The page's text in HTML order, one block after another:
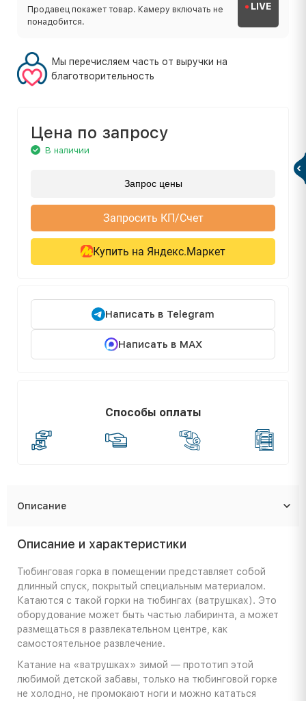
Продавец покажет товар. Камеру включать не
понадобится.
LIVE
Мы перечисляем часть от выручки на
благотворительность
Цена по запросу
В наличии
Запрос цены
Запросить КП/Счет
Купить на Яндекс.Маркет
Написать в Telegram
Написать в MAX
Способы оплаты
Описание
Описание и характеристики
Тюбинговая горка в помещении представляет собой
длинный спуск, покрытый специальным материалом.
Катаются с такой горки на тюбингах (ватрушках). Это
оборудование может быть частью лабиринта, а может
размещаться в развлекательном центре, как
самостоятельное развлечение.
Катание на «ватрушках» зимой — прототип этой
любимой детской забавы, только на тюбинговой горке
не холодно, не промокают ноги и можно кататься